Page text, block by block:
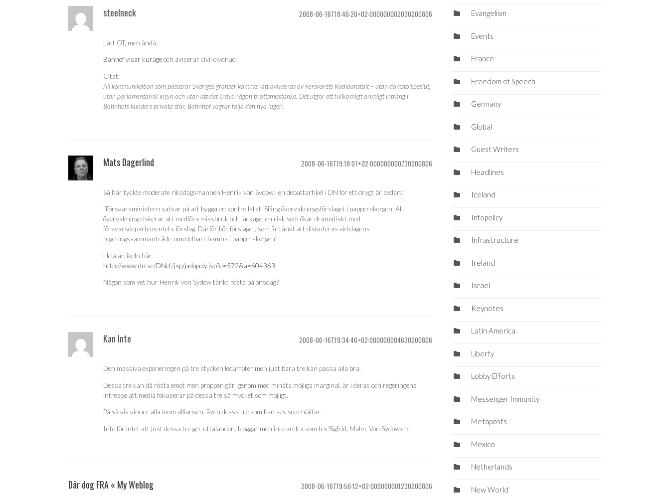
steelneck 2008-06-16T18:46:20+02:000000002030200806
Lätt OT, men ändå..
Banhof visar kurageoch aviserar civil olydnad!
Citat:
All kommunikation som passerar Sveriges gränser kommer att avlyssnas av Försvarets Radioanstalt – utan domstolsbeslut,
utan parlamentarisk insyn och utan att det krävs någon brottsmisstanke. Det utgör ett fullkomligt orimligt intrång i
Bahnhofs kunders privata sfär. Bahnhof vägrar följa den nya lagen.
Mats Dagerlind 2008-06-16T19:18:07+02:000000000730200806
Så här tyckte moderate riksdagsmannen Henrik von Sydow i en debattartikel i DN för ett drygt år sedan:
“Försvarsministern satsar på att bygga en kontrollstat. Släng övervakningsförslaget i papperskorgen. All
övervakning riskerar att medföra missbruk och läckage, en risk som ökar dramatiskt med
försvarsdepartementets förslag. Därför bör förslaget, som är tänkt att diskuteras vid dagens
regeringssammanträde, omedelbart hamna i papperskorgen”
Hela artikeln här:
http://www.dn.se/DNet/jsp/polopoly.jsp?d=572&a=604363
Någon som vet hur Henrik von Sydow tänkt rösta på onsdag?
Kan Inte 2008-06-16T19:34:46+02:000000004630200806
Den massiva exponeringen på tre stycken ledamöter men just bara tre kan passa alla bra.
Dessa tre kan då rösta emot men proppen går igenom med minsta möjliga marginal, är i deras och regeringens
intresse att media fokuserar på dessa tre så mycket som möjligt.
På så vis vinner alla inom alliansen, även dessa tre som kan ses som hjältar.
Inte för intet att just dessa tre ger uttalanden, bloggar men inte andra som tex Sigfrid, Malm, Von Sydow etc.
Där dog FRA « My Weblog 2008-06-16T19:56:12+02:000000001230200806
Evangelism
Events
France
Freedom of Speech
Germany
Global
Guest Writers
Headlines
Iceland
Infopolicy
Infrastructure
Ireland
Israel
Keynotes
Latin America
Liberty
Lobby Efforts
Messenger Immunity
Metaposts
Mexico
Netherlands
New World